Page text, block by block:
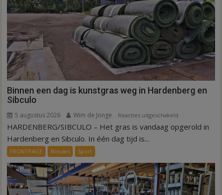
Binnen een dag is kunstgras weg in Hardenberg en
Sibculo
5 augustus 2026 Wim de Jonge Reacties uitgeschakeld
Binnen
kunstgras
weg
in
HARDENBERG/SIBCULO – Het gras is vandaag opgerold in
Hardenberg en Sibculo. In één dag tijd is...
FRONTPAGE Nieuws Sport